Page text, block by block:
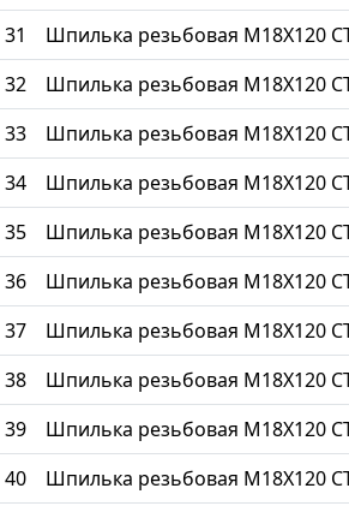
31 Шпилька резьбовая М18Х120
32 Шпилька резьбовая М18Х120
33 Шпилька резьбовая М18Х120
34 Шпилька резьбовая М18Х120
35 Шпилька резьбовая М18Х120
36 Шпилька резьбовая М18Х120
37 Шпилька резьбовая М18Х120
38 Шпилька резьбовая М18Х120
39 Шпилька резьбовая М18Х120
40 Шпилька резьбовая М18Х120